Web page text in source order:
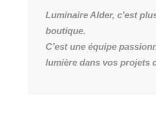
Luminaire Alder, c’est
boutique.
C’est une équipe
lumière dans vos projets